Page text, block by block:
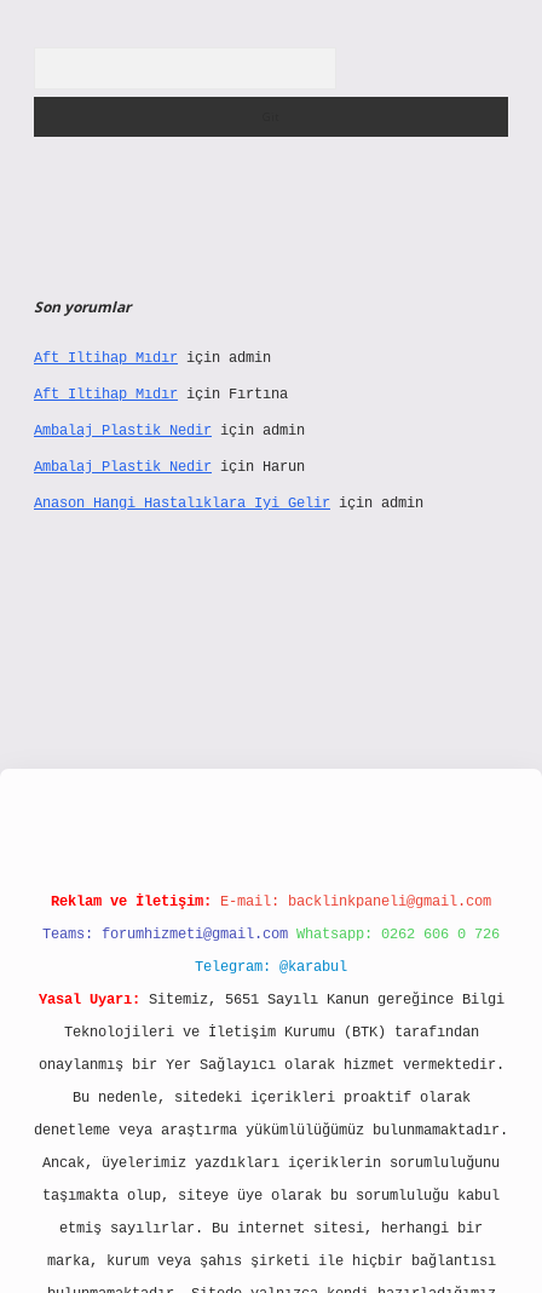
Son yorumlar
Aft Iltihap Mıdır için admin
Aft Iltihap Mıdır için Fırtına
Ambalaj Plastik Nedir için admin
Ambalaj Plastik Nedir için Harun
Anason Hangi Hastalıklara Iyi Gelir için admin
Reklam ve İletişim: E-mail: backlinkpaneli@gmail.com
Teams: forumhizmeti@gmail.com Whatsapp: 0262 606 0 726
Telegram: @karabul
Yasal Uyarı:
Sitemiz, 5651 Sayılı Kanun gereğince Bilgi
Teknolojileri ve İletişim Kurumu (BTK) tarafından
onaylanmış bir Yer Sağlayıcı olarak hizmet vermektedir.
Bu nedenle, sitedeki içerikleri proaktif olarak
denetleme veya araştırma yükümlülüğümüz bulunmamaktadır.
Ancak, üyelerimiz yazdıkları içeriklerin sorumluluğunu
taşımakta olup, siteye üye olarak bu sorumluluğu kabul
etmiş sayılırlar. Bu internet sitesi, herhangi bir
marka, kurum veya şahıs şirketi ile hiçbir bağlantısı